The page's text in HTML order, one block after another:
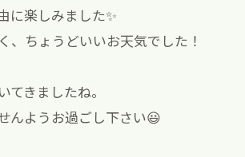
に楽しみました✨
、ちょうどいいお天気でした！
てきましたね。
んようお過ごし下さい😃